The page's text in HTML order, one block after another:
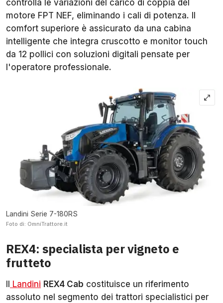
controlla le variazioni del carico di coppia del
motore FPT NEF, eliminando i cali di potenza. Il
comfort superiore è assicurato da una cabina
intelligente che integra cruscotto e monitor touch
da 12 pollici con soluzioni digitali pensate per
l'operatore professionale.
Landini Serie 7-180RS
Foto di: OmniTrattore.it
REX4: specialista per vigneto e
frutteto
Landini REX4 Cab costituisce un riferimento
assoluto nel segmento dei trattori specialistici per